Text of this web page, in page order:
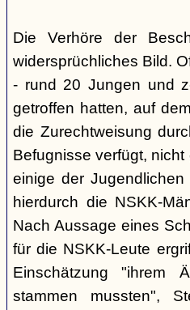
Die Verhöre der
widersprüchliches Bild.
- rund 20 Jungen und
getroffen hatten, auf
die Zurechtweisung
Befugnisse verfügt,
einige der
hierdurch die NSKK-
Nach Aussage eines
für die NSKK-Leute
Einschätzung "ihrem
stammen mussten",